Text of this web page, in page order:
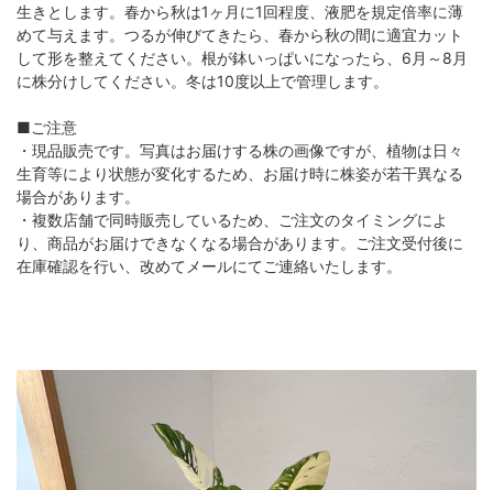
生きとします。春から秋は1ヶ月に1回程度、液肥を規定倍率に薄
めて与えます。つるが伸びてきたら、春から秋の間に適宜カット
して形を整えてください。根が鉢いっぱいになったら、6月～8月
に株分けしてください。冬は10度以上で管理します。
■ご注意
・現品販売です。写真はお届けする株の画像ですが、植物は日々
生育等により状態が変化するため、お届け時に株姿が若干異なる
場合があります。
・複数店舗で同時販売しているため、ご注文のタイミングによ
り、商品がお届けできなくなる場合があります。ご注文受付後に
在庫確認を行い、改めてメールにてご連絡いたします。